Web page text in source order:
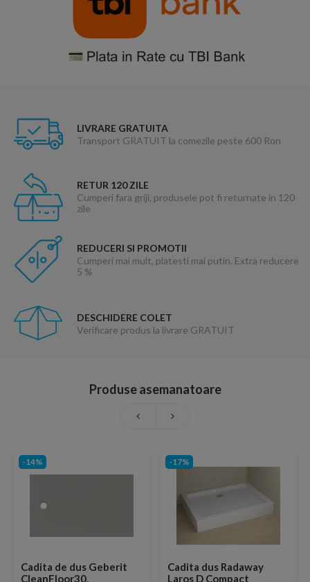
LIVRARE GRATUITA
Transport GRATUIT la comezile peste 600 Ron
RETUR 120 ZILE
Cumperi fara griji, produsele pot fi returnate in 120
zile
REDUCERI SI PROMOTII
Cumperi mai mult, platesti mai putin. Extra reducere
5 %
DESCHIDERE COLET
Verificare produs la livrare GRATUIT
Produse asemanatoare
-14%
Cadita de dus Geberit
CleanFloor30,
-17%
Cadita dus Radaway
Laros D Compact